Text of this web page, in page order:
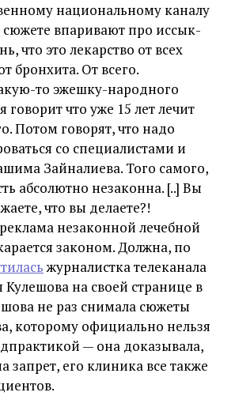
национальному каналу
впаривают про иссык-
что это лекарство от всех
бронхита. От всего.
то эжешку-народного
говорит что уже 15 лет лечит
Потом говорят, что надо
со специалистами и
Зайналиева. Того самого,
абсолютно незаконна. [..] Вы
что вы делаете?!
незаконной лечебной
законом. Должна, по
журналистка телеканала
на своей странице в
не раз снимала сюжеты
которому официально нельзя
— она доказывала,
запрет, его клиника все также